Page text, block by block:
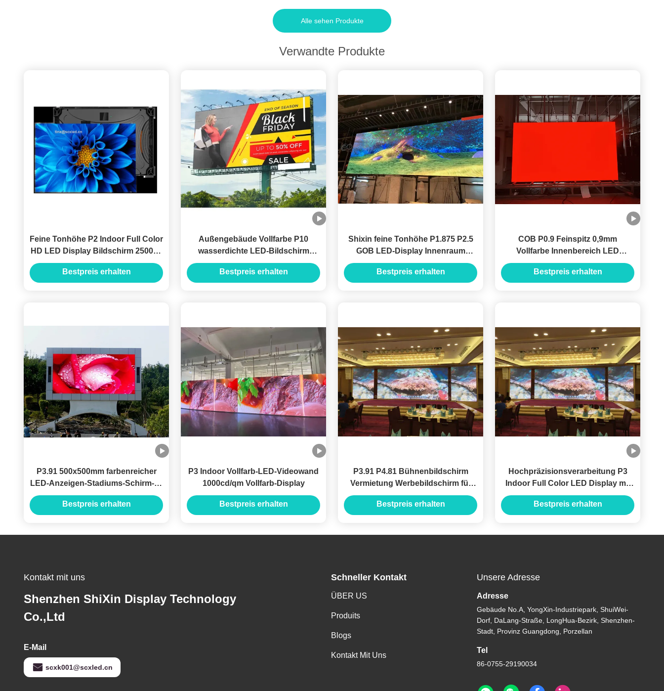
Alle sehen Produkte
Verwandte Produkte
Feine Tonhöhe P2 Indoor Full Color
HD LED Display Bildschirm 250000
Pixel Dichte
Bestpreis erhalten
Außengebäude Vollfarbe P10
wasserdichte LED-Bildschirm
10mm SMD3535
Bestpreis erhalten
Shixin feine Tonhöhe P1.875 P2.5
GOB LED-Display Innenraum
Vollfarbe 8K Videowand
Bestpreis erhalten
COB P0.9 Feinspitz 0,9mm
Vollfarbe Innenbereich LED
Videowandwand IP43
Bestpreis erhalten
P3.91 500x500mm farbenreicher
LED-Anzeigen-Stadiums-Schirm-im
Freien Videowand、、
Bestpreis erhalten
P3 Indoor Vollfarb-LED-Videowand
1000cd/qm Vollfarb-Display
Bestpreis erhalten
P3.91 P4.81 Bühnenbildschirm
Vermietung Werbebildschirm für
Video-Studio-Konzert
Bestpreis erhalten
Hochpräzisionsverarbeitung P3
Indoor Full Color LED Display mit
bequemer Installation und Wartung
in verschiedenen Branchen
Bestpreis erhalten
Kontakt mit uns
Shenzhen ShiXin Display Technology
Co.,Ltd
E-Mail
scxk001@scxled.cn
Schneller Kontakt
ÜBER US
Produits
Blogs
Kontakt Mit Uns
Unsere Adresse
Adresse
Gebäude No.A, YongXin-Industriepark, ShuiWei-
Dorf, DaLang-Straße, LongHua-Bezirk, Shenzhen-
Stadt, Provinz Guangdong, Porzellan
Tel
86-0755-29190034